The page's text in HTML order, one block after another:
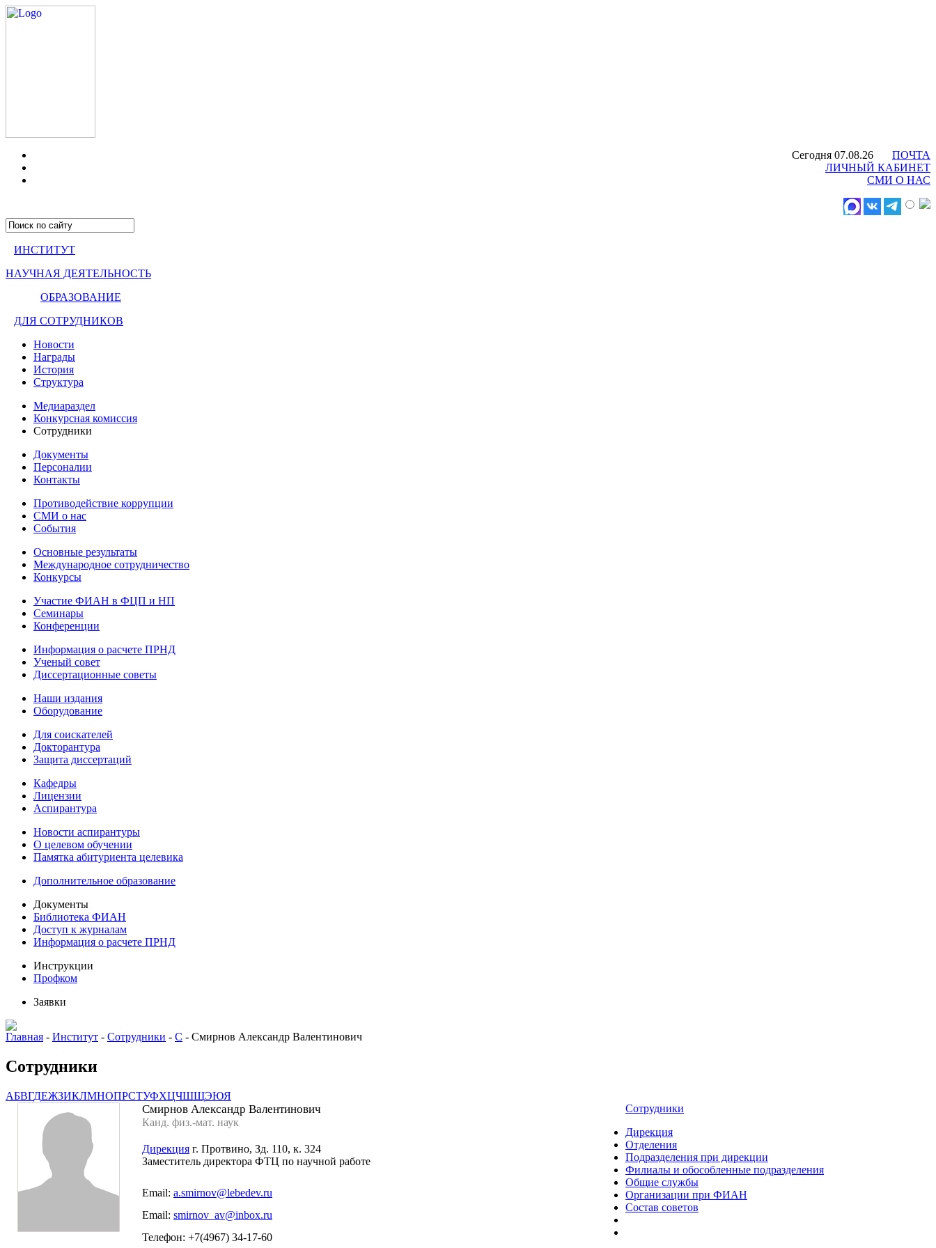
Сегодня 07.08.26
ПОЧТА
ЛИЧНЫЙ КАБИНЕТ
СМИ О НАС
ИНСТИТУТ
НАУЧНАЯ ДЕЯТЕЛЬНОСТЬ
ОБРАЗОВАНИЕ
ДЛЯ СОТРУДНИКОВ
Новости
Награды
История
Структура
Медиараздел
Конкурсная комиссия
Сотрудники
Документы
Персоналии
Контакты
Противодействие коррупции
СМИ о нас
События
Основные результаты
Международное сотрудничество
Конкурсы
Участие ФИАН в ФЦП и НП
Семинары
Конференции
Информация о расчете ПРНД
Ученый совет
Диссертационные советы
Наши издания
Оборудование
Для соискателей
Докторантура
Защита диссертаций
Кафедры
Лицензии
Аспирантура
Новости аспирантуры
О целевом обучении
Памятка абитуриента целевика
Дополнительное образование
Документы
Библиотека ФИАН
Доступ к журналам
Информация о расчете ПРНД
Инструкции
Профком
Заявки
Главная - Институт - Сотрудники - С - Смирнов Александр Валентинович
Сотрудники
АБВГДЕЖЗИКЛМНОПРСТУФХЦЧШЩЭЮЯ
Смирнов Александр Валентинович
Канд. физ.-мат. наук
Дирекция г. Протвино, Зд. 110, к. 324
Заместитель директора ФТЦ по научной работе
Email: a.smirnov@lebedev.ru
Email: smirnov_av@inbox.ru
Телефон: +7(4967) 34-17-60
Сотрудники
Дирекция
Отделения
Подразделения при дирекции
Филиалы и обособленные подразделения
Общие службы
Организации при ФИАН
Состав советов